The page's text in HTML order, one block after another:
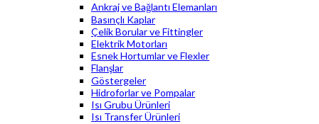
Ankraj ve Bağlantı Elemanları
Basınçlı Kaplar
Çelik Borular ve Fittingler
Elektrik Motorları
Esnek Hortumlar ve Flexler
Flanşlar
Göstergeler
Hidroforlar ve Pompalar
Isı Grubu Ürünleri
Isı Transfer Ürünleri